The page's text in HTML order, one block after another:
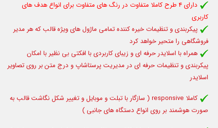
دارای 4 طرح کاملا متفاوت در رنگ های متفاوت برای انواع هدف های
کاربری
پیکربندی و تنظیمات خیره کننده تمامی ماژول های ویژه قالب که هر مدیر
فروشگاهی را متحیر خواهد کرد
همراه با اسلایدر حرفه ای و زیبای کاربردی با افکتی بی نظیر با امکان
پیکربندی و تنظیمات حرفه ای در مدیریت پرستاشاپ و درج متن بر روی تصاویر
اسلایدر
کاملا responsive ( سازگار با تبلت و موبایلو تغییر شکل نگاشت قالب به
صورت هوشمند بر روی انواع دستگاه های جانبی )